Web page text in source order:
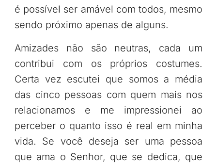
é possível ser amável com todos, mesmo
sendo próximo apenas de alguns.
Amizades não são neutras, cada um
contribui com os próprios costumes.
Certa vez escutei que somos a média
das cinco pessoas com quem mais nos
relacionamos e me impressionei ao
perceber o quanto isso é real em minha
vida. Se você deseja ser uma pessoa
que ama o Senhor, que se dedica, que